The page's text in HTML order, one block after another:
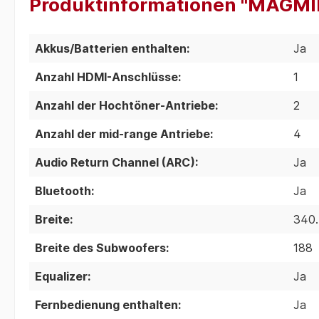
Akkus/Batterien enthalten:
Ja
Anzahl HDMI-Anschlüsse:
1
Anzahl der Hochtöner-Antriebe:
2
Anzahl der mid-range Antriebe:
4
Audio Return Channel (ARC):
Ja
Bluetooth:
Ja
Breite:
Breite des Subwoofers:
188
Equalizer:
Ja
Fernbedienung enthalten:
Ja